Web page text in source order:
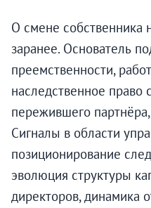
О смене собственника
заранее. Основатель
преемственности,
наследственное право
пережившего
Сигналы в области
позиционирование
эволюция структуры
директоров, динамика